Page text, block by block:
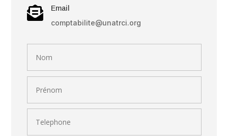
 Email
comptabilite@unatrci.org